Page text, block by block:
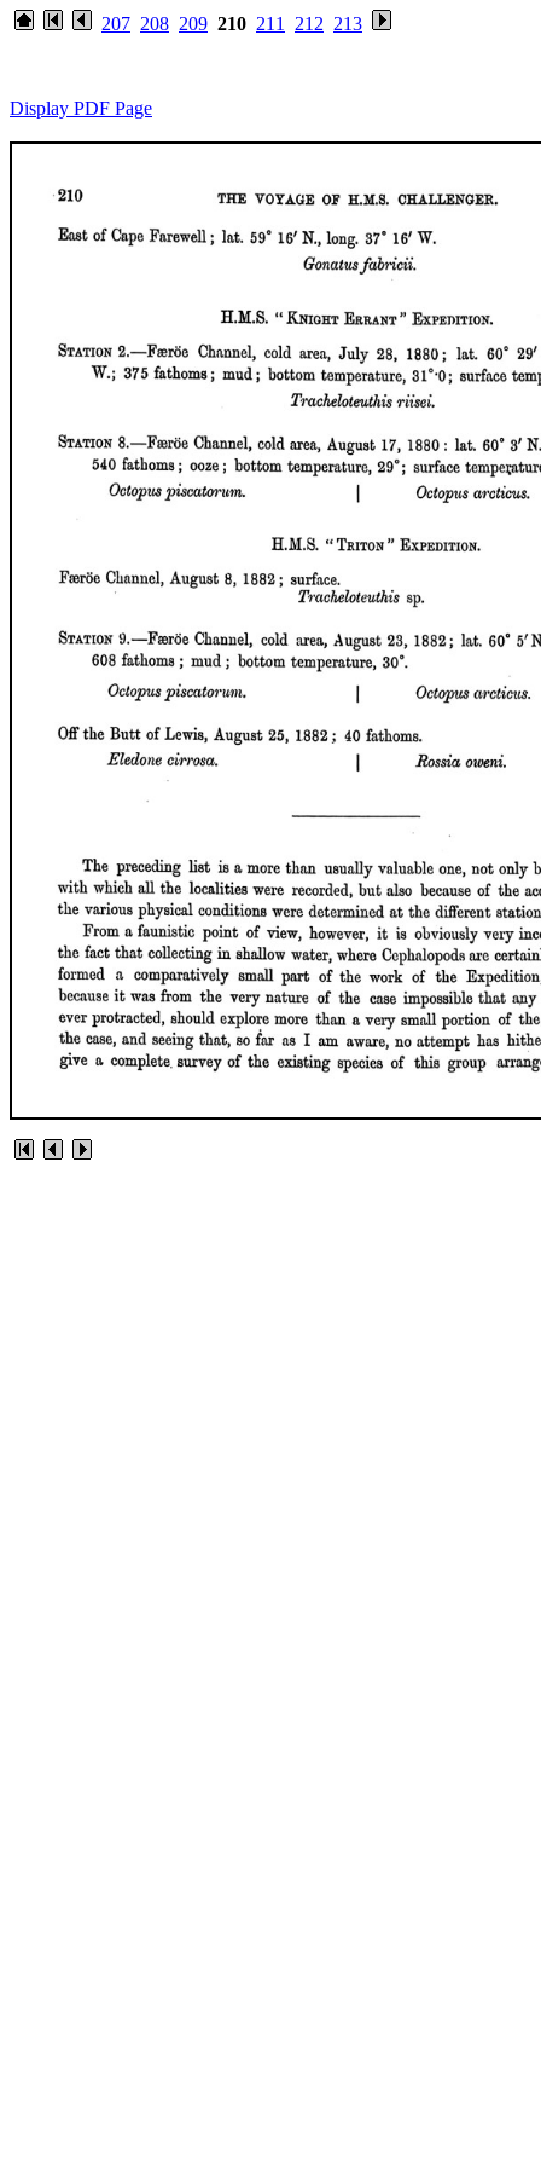
207 208 209 210 211 212 213
Display PDF Page